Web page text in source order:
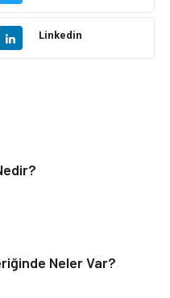
Linkedin
Neler Var?